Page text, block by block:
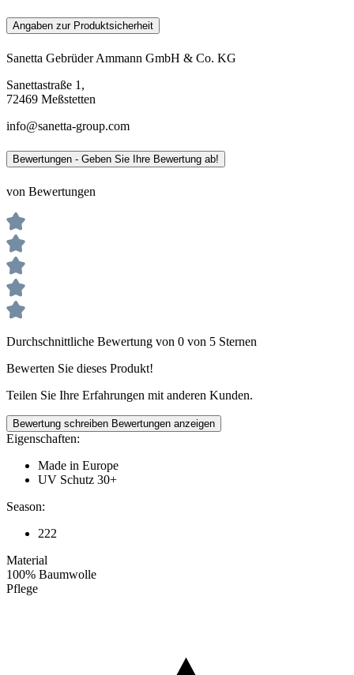
Angaben zur Produktsicherheit
Sanetta Gebrüder Ammann GmbH & Co. KG
Sanettastraße 1,
72469 Meßstetten
info@sanetta-group.com
Bewertungen - Geben Sie Ihre Bewertung ab!
von Bewertungen
Durchschnittliche Bewertung von 0 von 5 Sternen
Bewerten Sie dieses Produkt!
Teilen Sie Ihre Erfahrungen mit anderen Kunden.
Bewertung schreiben Bewertungen anzeigen
Eigenschaften:
Made in Europe
UV Schutz 30+
Season:
222
Material
100% Baumwolle
Pflege